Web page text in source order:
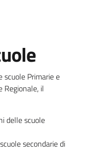
Primarie e
Regionale, il
delle scuole
secondarie di